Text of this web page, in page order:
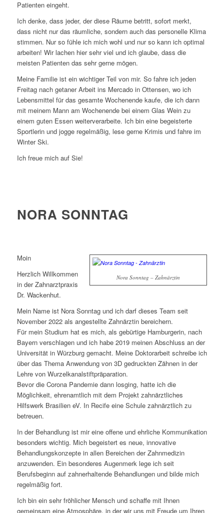
Patienten eingeht.
Ich denke, dass jeder, der diese Räume betritt, sofort merkt,
dass nicht nur das räumliche, sondern auch das personelle Klima
stimmen. Nur so fühle ich mich wohl und nur so kann ich optimal
arbeiten! Wir lachen hier sehr viel und ich glaube, dass die
meisten Patienten das sehr gerne mögen.
Meine Familie ist ein wichtiger Teil von mir. So fahre ich jeden
Freitag nach getaner Arbeit ins Mercado in Ottensen, wo ich
Lebensmittel für das gesamte Wochenende kaufe, die ich dann
mit meinem Mann am Wochenende bei einem Glas Wein zu
einem guten Essen weiterverarbeite. Ich bin eine begeisterte
Sportlerin und jogge regelmäßig, lese gerne Krimis und fahre im
Winter Ski.
Ich freue mich auf Sie!
NORA SONNTAG
Nora Sonntag – Zahnärztin
Moin
Herzlich Willkommen
in der Zahnarztpraxis
Dr. Wackenhut.
Mein Name ist Nora Sonntag und ich darf dieses Team seit
November 2022 als angestellte Zahnärztin bereichern.
Für mein Studium hat es mich, als gebürtige Hamburgerin, nach
Bayern verschlagen und ich habe 2019 meinen Abschluss an der
Universität in Würzburg gemacht. Meine Doktorarbeit schreibe ich
über das Thema Anwendung von 3D gedruckten Zähnen in der
Lehre von Wurzelkanalstiftpräparation.
Bevor die Corona Pandemie dann losging, hatte ich die
Möglichkeit, ehrenamtlich mit dem Projekt zahnärztliches
Hilfswerk Brasilien eV. In Recife eine Schule zahnärztlich zu
betreuen.
In der Behandlung ist mir eine offene und ehrliche Kommunikation
besonders wichtig. Mich begeistert es neue, innovative
Behandlungskonzepte in allen Bereichen der Zahnmedizin
anzuwenden. Ein besonderes Augenmerk lege ich seit
Berufsbeginn auf zahnerhaltende Behandlungen und bilde mich
regelmäßig fort.
Ich bin ein sehr fröhlicher Mensch und schaffe mit Ihnen
gemeinsam eine Atmosphäre, in der wir uns mit Freude um Ihren